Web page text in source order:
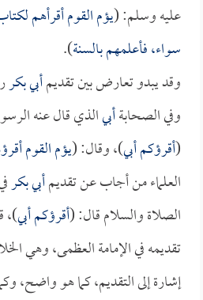
عليه وسلم: (يؤم القوم أقرأهم
سواء، فأعلمهم بالسنة).
وقد يبدو تعارض بين تقديمأبي بكر
وفي الصحابةأبيالذي قال عنه
(أقرؤكمأبي)، وقال: (يؤم القوم
العلماء من أجاب عن تقديمأبي بكر
الصلاة والسلام قال: (أقرؤكمأبي)،
تقديمه في الإمامة العظمى، وهي
إشارة إلى التقديم، كما هو واضح،